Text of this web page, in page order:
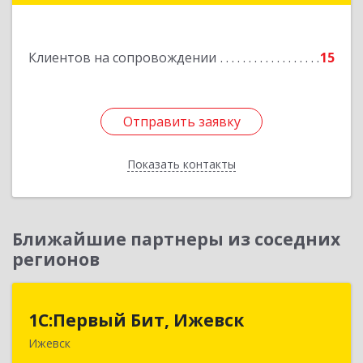
Клиентов на сопровождении 15
Отправить заявку
Показать контакты
Отправить заявку
Назад
Ближайшие партнеры из соседних
регионов
1С:Первый Бит, Ижевск
Ижевск
1С:Первый Бит, Ижевск